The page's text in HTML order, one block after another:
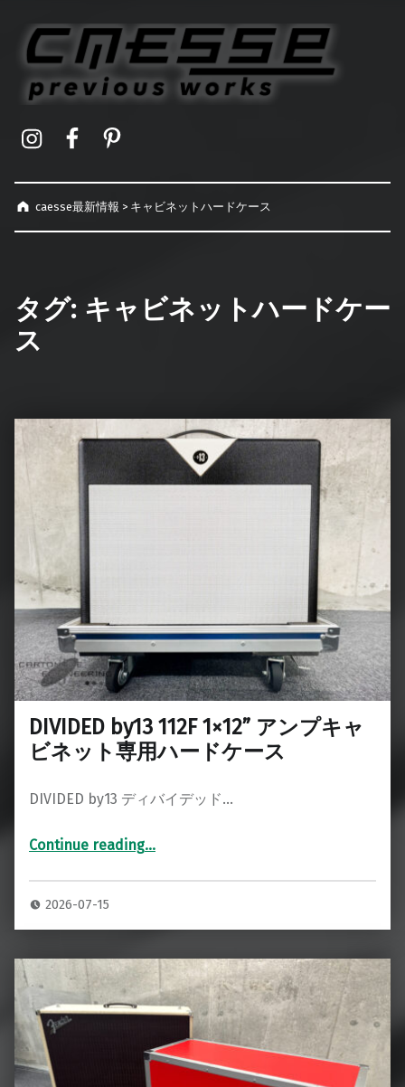
caesse最新情報 > キャビネットハードケース
タグ: キャビネットハードケー
ス
DIVIDED by13 112F 1×12” アンプキャ
ビネット専用ハードケース
DIVIDED by13 ディバイデッド…
Continue reading“DIVIDED by13 112F 1×12” アンプキャビネット専用ハードケース”
…
2026-07-15